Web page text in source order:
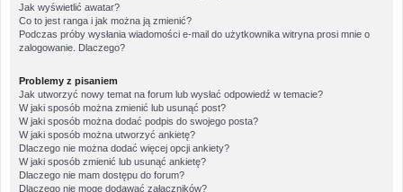
Jak wyświetlić awatar?
Co to jest ranga i jak można ją zmienić?
Podczas próby wysłania wiadomości e-mail do użytkownika witryna prosi mnie o
zalogowanie. Dlaczego?
Problemy z pisaniem
Jak utworzyć nowy temat na forum lub wysłać odpowiedź w temacie?
W jaki sposób można zmienić lub usunąć post?
W jaki sposób można dodać podpis do swojego posta?
W jaki sposób można utworzyć ankietę?
Dlaczego nie można dodać więcej opcji ankiety?
W jaki sposób zmienić lub usunąć ankietę?
Dlaczego nie mam dostępu do forum?
Dlaczego nie mogę dodawać załączników?